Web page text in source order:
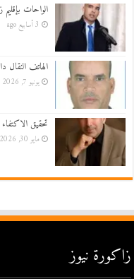
الواحات
3 أسابيع ago
الهاتف النقال
يونيو 7, 2026
تحقيق الاكتفاء
مايو 30, 2026
زاكورة نيوز